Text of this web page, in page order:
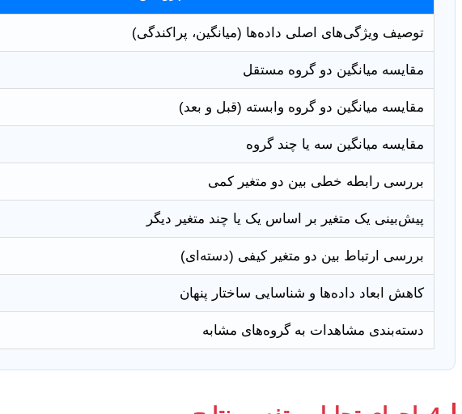
توصیف ویژگی‌های اصلی داده‌ها (میانگین، پراکندگی)
مقایسه میانگین دو گروه مستقل
مقایسه میانگین دو گروه وابسته (قبل و بعد)
مقایسه میانگین سه یا چند گروه
بررسی رابطه خطی بین دو متغیر کمی
پیش‌بینی یک متغیر بر اساس یک یا چند متغیر دیگر
بررسی ارتباط بین دو متغیر کیفی (دسته‌ای)
کاهش ابعاد داده‌ها و شناسایی ساختار پنهان
دسته‌بندی مشاهدات به گروه‌های مشابه